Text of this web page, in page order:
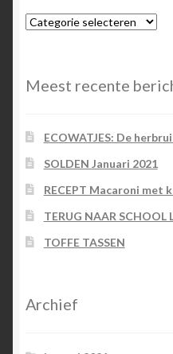
Blog-
Meest recente
ECOWATJES: De
SOLDEN Januari 2021
RECEPT Macaroni met
TERUG NAAR
TOFFE TASSEN
Archief